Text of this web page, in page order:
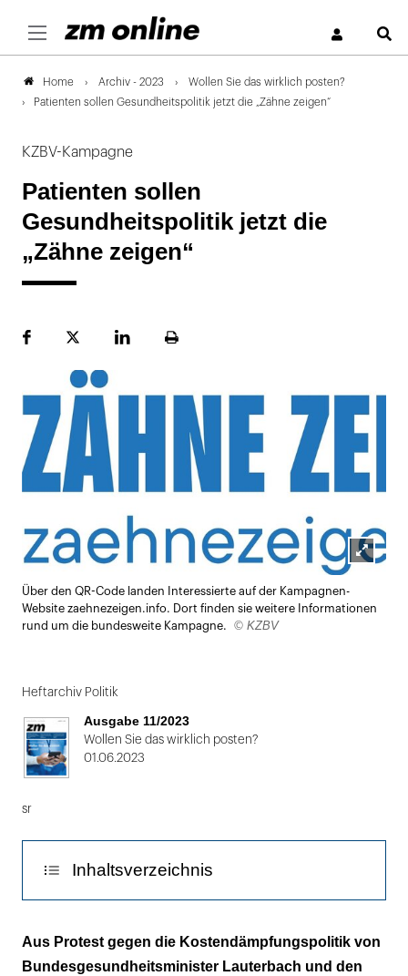
Home Archiv - 2023
Wollen Sie das wirklich posten?
Patienten sollen Gesundheitspolitik jetzt die „Zähne zeigen“
KZBV-Kampagne
Patienten sollen
Gesundheitspolitik jetzt die
„Zähne zeigen“
FacebookPlattformLinekdInSeite
Lightbox
Über den QR-Code landen Interessierte auf der Kampagnen-
Website zaehnezeigen.info. Dort finden sie weitere Informationen
rund um die bundesweite Kampagne.
© KZBV
Heftarchiv Politik
Ausgabe 11/2023
Wollen Sie das wirklich posten?
01.06.2023
sr
Inhaltsverzeichnis
Drohende Versorgungseinschnitte sollen
erklärt werden
Aus Protest gegen die Kostendämpfungspolitik von
Bundesgesundheitsminister Lauterbach und den